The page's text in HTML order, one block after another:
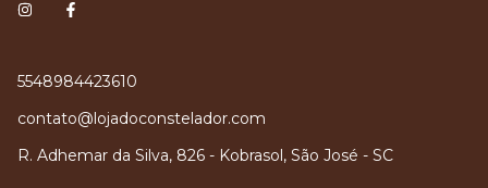
5548984423610
contato@lojadoconstelador.com
R. Adhemar da Silva, 826 - Kobrasol, São José - SC